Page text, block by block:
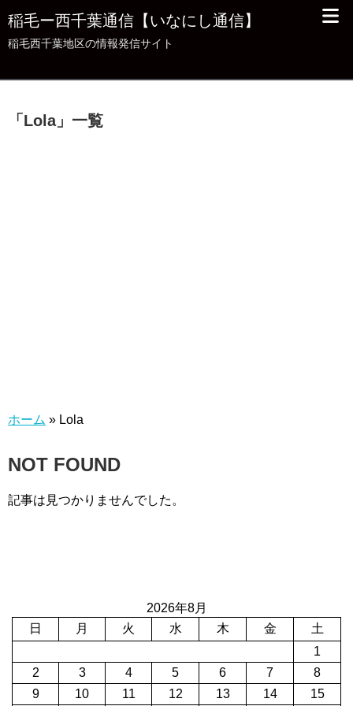
稲毛ー西千葉通信【いなにし通信】
稲毛西千葉地区の情報発信サイト
「 Lola」 一覧
ホーム » Lola
NOT FOUND
記事は見つかりませんでした。
2026年8月
日
月 火 水 木 金
土
1
2
3 4 5 6 7
8
9
10 11 12 13 14 15